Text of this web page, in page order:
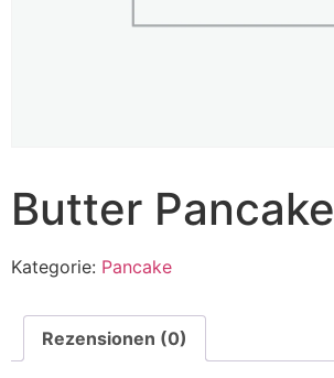
Butter Pancake
Kategorie: Pancake
Rezensionen (0)